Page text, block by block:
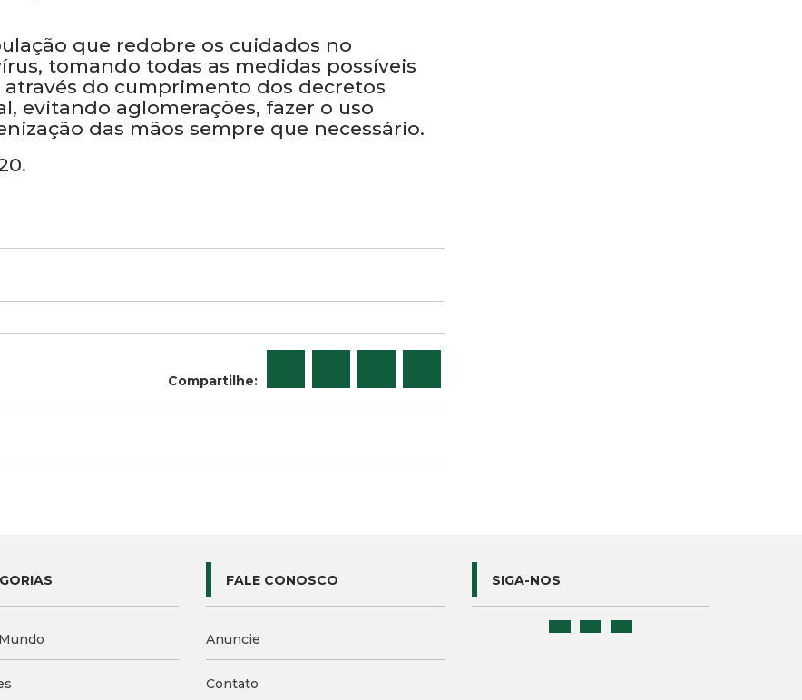
que redobre os cuidados no
tomando todas as medidas possíveis
do cumprimento dos decretos
evitando aglomerações, fazer o uso
das mãos sempre que necessário.
Compartilhe:
FALE CONOSCO
Anuncie
Contato
SIGA-NOS